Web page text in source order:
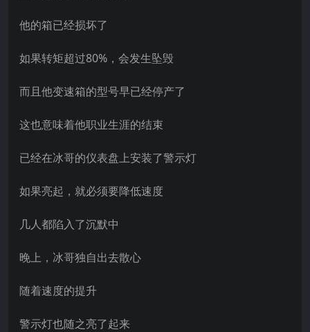
他的箱已经损坏了
如果转矩超过80%，会发生坠毁
而且他变速箱的型号早已经停产了
这也意味着他职业生涯的结束
已经在冰哥的仪表盘上安装了警示灯
如果亮起，就必须要降低速度
几人都陷入了沉默中
晚上，冰哥独自出去散心
随着速度的提升
警示灯也随之亮了起来